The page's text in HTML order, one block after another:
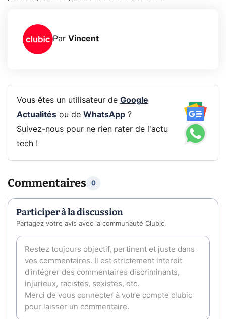
Par Vincent
Vous êtes un utilisateur de Google
Actualitésou de WhatsApp?
Suivez-nous pour ne rien rater de l'actu
tech !
Commentaires 0
Participer à la discussion
Partagez votre avis avec la communauté Clubic.